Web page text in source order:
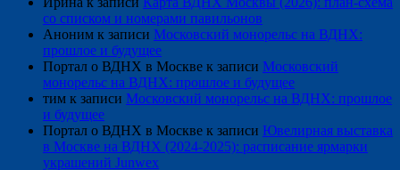
со списком и номерами павильонов
Аноним к записи Московский монорельс на ВДНХ:
прошлое и будущее
Портал о ВДНХ в Москве к записи Московский
монорельс на ВДНХ: прошлое и будущее
тим к записи Московский монорельс на ВДНХ: прошлое
и будущее
Портал о ВДНХ в Москве к записи Ювелирная выставка
в Москве на ВДНХ (2024-2025): расписание ярмарки
украшений Junwex